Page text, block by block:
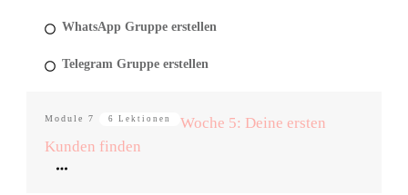
WhatsApp Gruppe erstellen
Telegram Gruppe erstellen
Module 7 6 Lektionen
Woche 5: Deine ersten
Kunden finden